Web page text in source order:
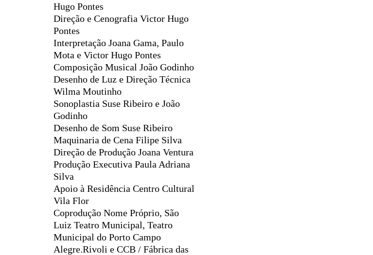
Hugo Pontes
Direção e Cenografia Victor Hugo
Pontes
Interpretação Joana Gama, Paulo
Mota e Victor Hugo Pontes
Composição Musical João Godinho
Desenho de Luz e Direção Técnica
Wilma Moutinho
Sonoplastia Suse Ribeiro e João
Godinho
Desenho de Som Suse Ribeiro
Maquinaria de Cena Filipe Silva
Direção de Produção Joana Ventura
Produção Executiva Paula Adriana
Silva
Apoio à Residência Centro Cultural
Vila Flor
Coprodução Nome Próprio, São
Luiz Teatro Municipal, Teatro
Municipal do Porto Campo
Alegre.Rivoli e CCB / Fábrica das